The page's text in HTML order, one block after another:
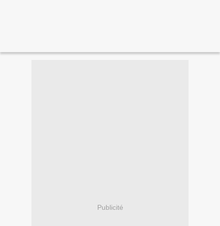
Publicité